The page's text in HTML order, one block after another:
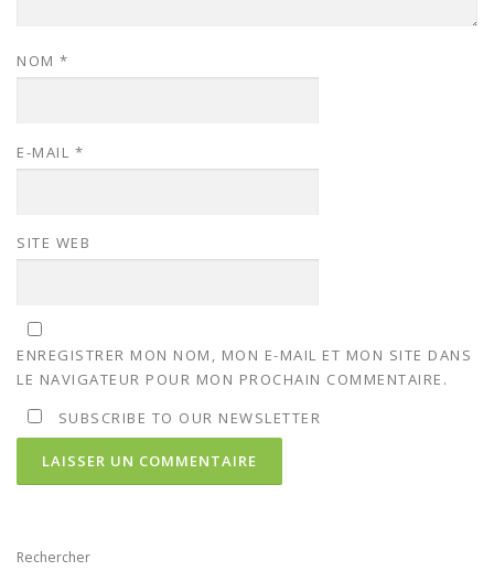
NOM *
E-MAIL *
SITE WEB
ENREGISTRER MON NOM, MON E-MAIL ET MON SITE DANS
LE NAVIGATEUR POUR MON PROCHAIN COMMENTAIRE.
SUBSCRIBE TO OUR NEWSLETTER
Rechercher